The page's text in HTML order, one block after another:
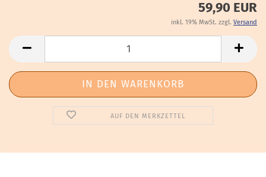
59,90 EUR
inkl. 19% MwSt. zzgl. Versand
AUF DEN MERKZETTEL